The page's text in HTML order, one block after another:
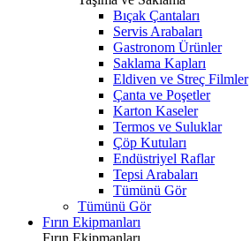
Bıçak Çantaları
Servis Arabaları
Gastronom Ürünler
Saklama Kapları
Eldiven ve Streç Filmler
Çanta ve Poşetler
Karton Kaseler
Termos ve Suluklar
Çöp Kutuları
Endüstriyel Raflar
Tepsi Arabaları
Tümünü Gör
Tümünü Gör
Fırın Ekipmanları
Fırın Ekipmanları